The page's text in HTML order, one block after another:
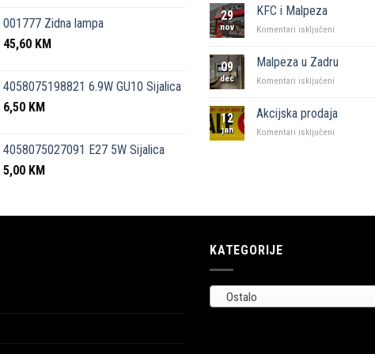
001777 Zidna lampa
45,60 KM
4058075198821 6.9W GU10 Sijalica
6,50 KM
4058075027091 E27 5W Sijalica
5,00 KM
29
nov
KFC i Malpeza
Komentari isključeni
Malpeza
09
dec
Malpeza u Zadru
Komentari isključeni
Zadru
12
jan
Akcijska prodaja
Komentari isključeni
KATEGORIJE
Ostalo